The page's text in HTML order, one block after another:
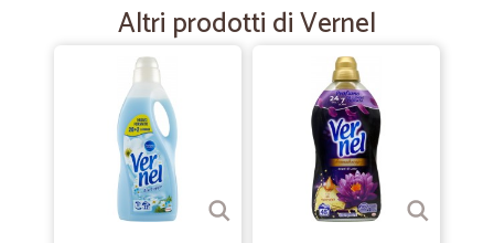
—
Tutto ok!!! Consigliato..
24/11/2019
—Lucilla D.
Altri prodotti di Vernel